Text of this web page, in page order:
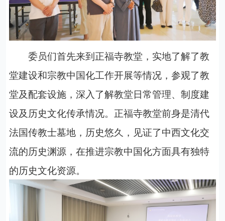
委员们首先来到正福寺教堂，实地了解了教
堂建设和宗教中国化工作开展等情况，参观了教
堂及配套设施，深入了解教堂日常管理、制度建
设及历史文化传承情况。正福寺教堂前身是清代
法国传教士墓地，历史悠久，见证了中西文化交
流的历史渊源，在推进宗教中国化方面具有独特
的历史文化资源。